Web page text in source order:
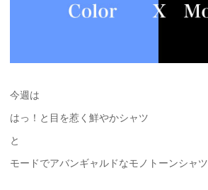
今週は
はっ！と目を惹く鮮やかシャツ
と
モードでアバンギャルドなモノトーンシャツ